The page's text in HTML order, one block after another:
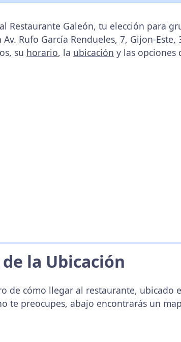
Restaurante Galeón, tu elección para
Av. Rufo García Rendueles, 7, Gijon-
su horario, la ubicación y las opciones
de la Ubicación
de cómo llegar al restaurante, ubicado
te preocupes, abajo encontrarás un